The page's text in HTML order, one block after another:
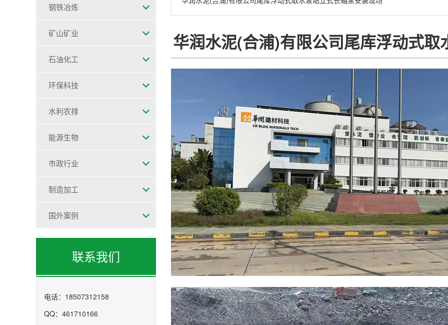
钢铁冶炼
矿山矿业
石油化工
环保科技
水利农排
能源生物
市政行业
制造加工
国外案例
联系我们
电话：18507312158
QQ：461710166
华润水泥(合浦)有限公司尾库浮动式